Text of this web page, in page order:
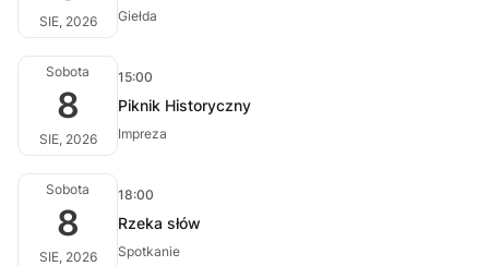
SIE, 2026 Giełda
Sobota
8
SIE, 2026
15:00
Piknik Historyczny
Impreza
Sobota
8
SIE, 2026
18:00
Rzeka słów
Spotkanie